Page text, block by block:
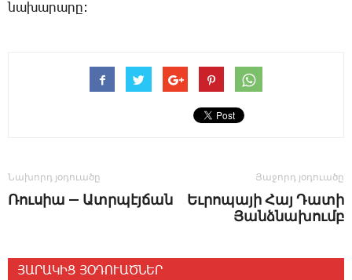
նա­խա­րա­րը:
Նախորդ յօդուածը
Ռուսիա — Ատրպէյճան
Յաջորդ յօդուածը
Եւրոպայի Հայ Դատի
Յանձնախումբ
ՅԱՐԱԿԻՑ ՅՕԴՈՒԱԾՆԵՐ